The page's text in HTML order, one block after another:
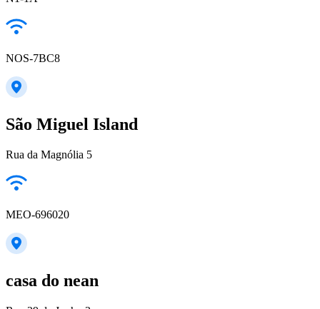
NOS-7BC8
São Miguel Island
Rua da Magnólia 5
MEO-696020
casa do nean